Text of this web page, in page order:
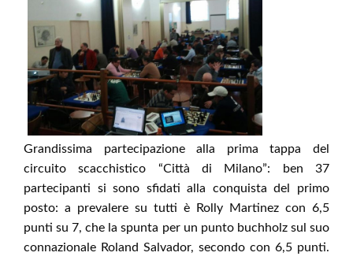
Grandissima partecipazione alla prima tappa del
circuito scacchistico “Città di Milano”: ben 37
partecipanti si sono sfidati alla conquista del primo
posto: a prevalere su tutti è Rolly Martinez con 6,5
punti su 7, che la spunta per un punto buchholz sul suo
connazionale Roland Salvador, secondo con 6,5 punti.